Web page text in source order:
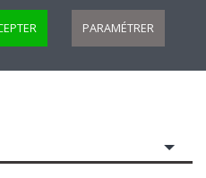
PARAMÉTRER